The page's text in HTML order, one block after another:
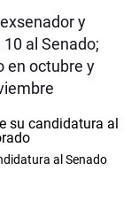
y
al Senado;
en octubre y
al Senado